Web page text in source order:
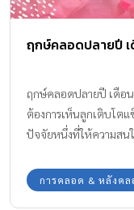
ฤกษ์คลอดปลายปี
ฤกษ์คลอดปลายปี เดือ
ต้องการเห็นลูกเติบโต
ปัจจัยหนึ่งที่ให้ความสน
การคลอด & หลังคล